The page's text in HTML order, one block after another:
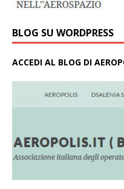
BLOG SU WORDPRESS
ACCEDI AL BLOG DI